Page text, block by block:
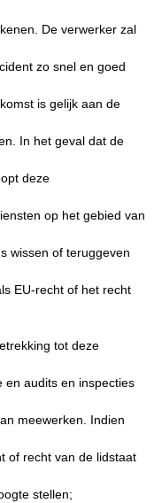
De verwerker zal
zo snel en goed
is gelijk aan de
In het geval dat de
deze
op het gebied van
wissen of teruggeven
EU-recht of het recht
tot deze
en audits en inspecties
meewerken. Indien
of recht van de lidstaat
stellen;